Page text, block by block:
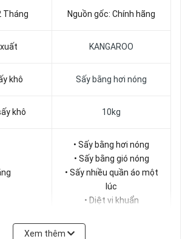
Tháng Nguồn gốc: Chính hãng
KANGAROO
khô Sấy bằng hơi nóng
khô 10kg
• Sấy bằng hơi nóng
• Sấy bằng gió nóng
• Sấy nhiều quần áo một
lúc
• Diệt vi khuẩn
• AC 220V±20V 50/60Hz
Xem thêm